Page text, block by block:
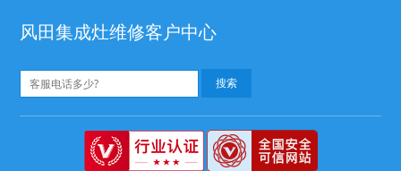
风田集成灶维修客户中心